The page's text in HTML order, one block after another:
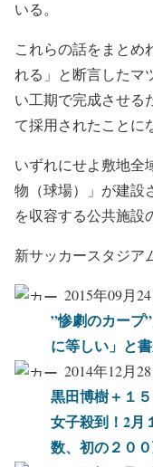
いる。
これらの話をまとめ
れる」と断言したマ
い工期で完成させる
て採用されたことに
いずれにせよ敷地全
物（球場）」が建設
を収容する公共施設
新サッカースタジア
2015年09月
”惨劇のカープ
に等しい」と
2014年12月
黒田博樹＋１
女子殺到！2月
数、初の２０